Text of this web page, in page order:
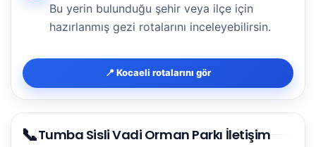
Bu yerin bulunduğu şehir veya ilçe için
hazırlanmış gezi rotalarını inceleyebilirsin.
📍 Kocaeli rotalarını gör
📞Tumba Sisli Vadi Orman Parkı İletişim